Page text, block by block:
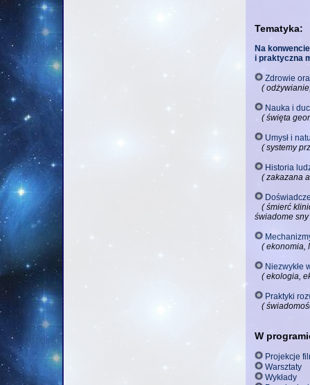
Tematyka:
Na
i praktyczna
Zdrowie
(
Nauka i
( święta
Umysł i
( systemy
Historia
( zakazana
( śmierć
świadome sny
( ekonomia,
Niezwykłe
( ekologia,
Praktyki
(
W
Projekcje
Warsztaty
Wykłady